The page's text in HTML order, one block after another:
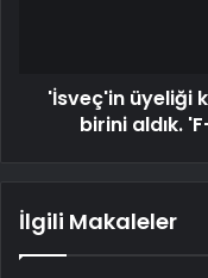
'İsveç'in üyeliği
birini aldık.
İlgili Makaleler